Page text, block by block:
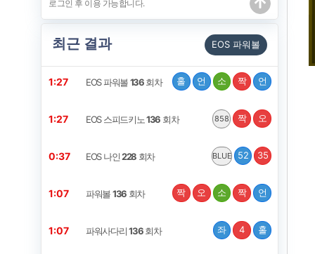
최근 결과 EOS 파워볼
1:26 EOS 파워볼136회차 홀 언 소 짝 언
1:26 EOS 스피드키노136 회차 858 짝 오
0:36 EOS 나인228 회차 BLUE 52 35
1:06 파워볼136회차 짝 오 소 짝 언
1:06 파워사다리136회차 좌 4 홀